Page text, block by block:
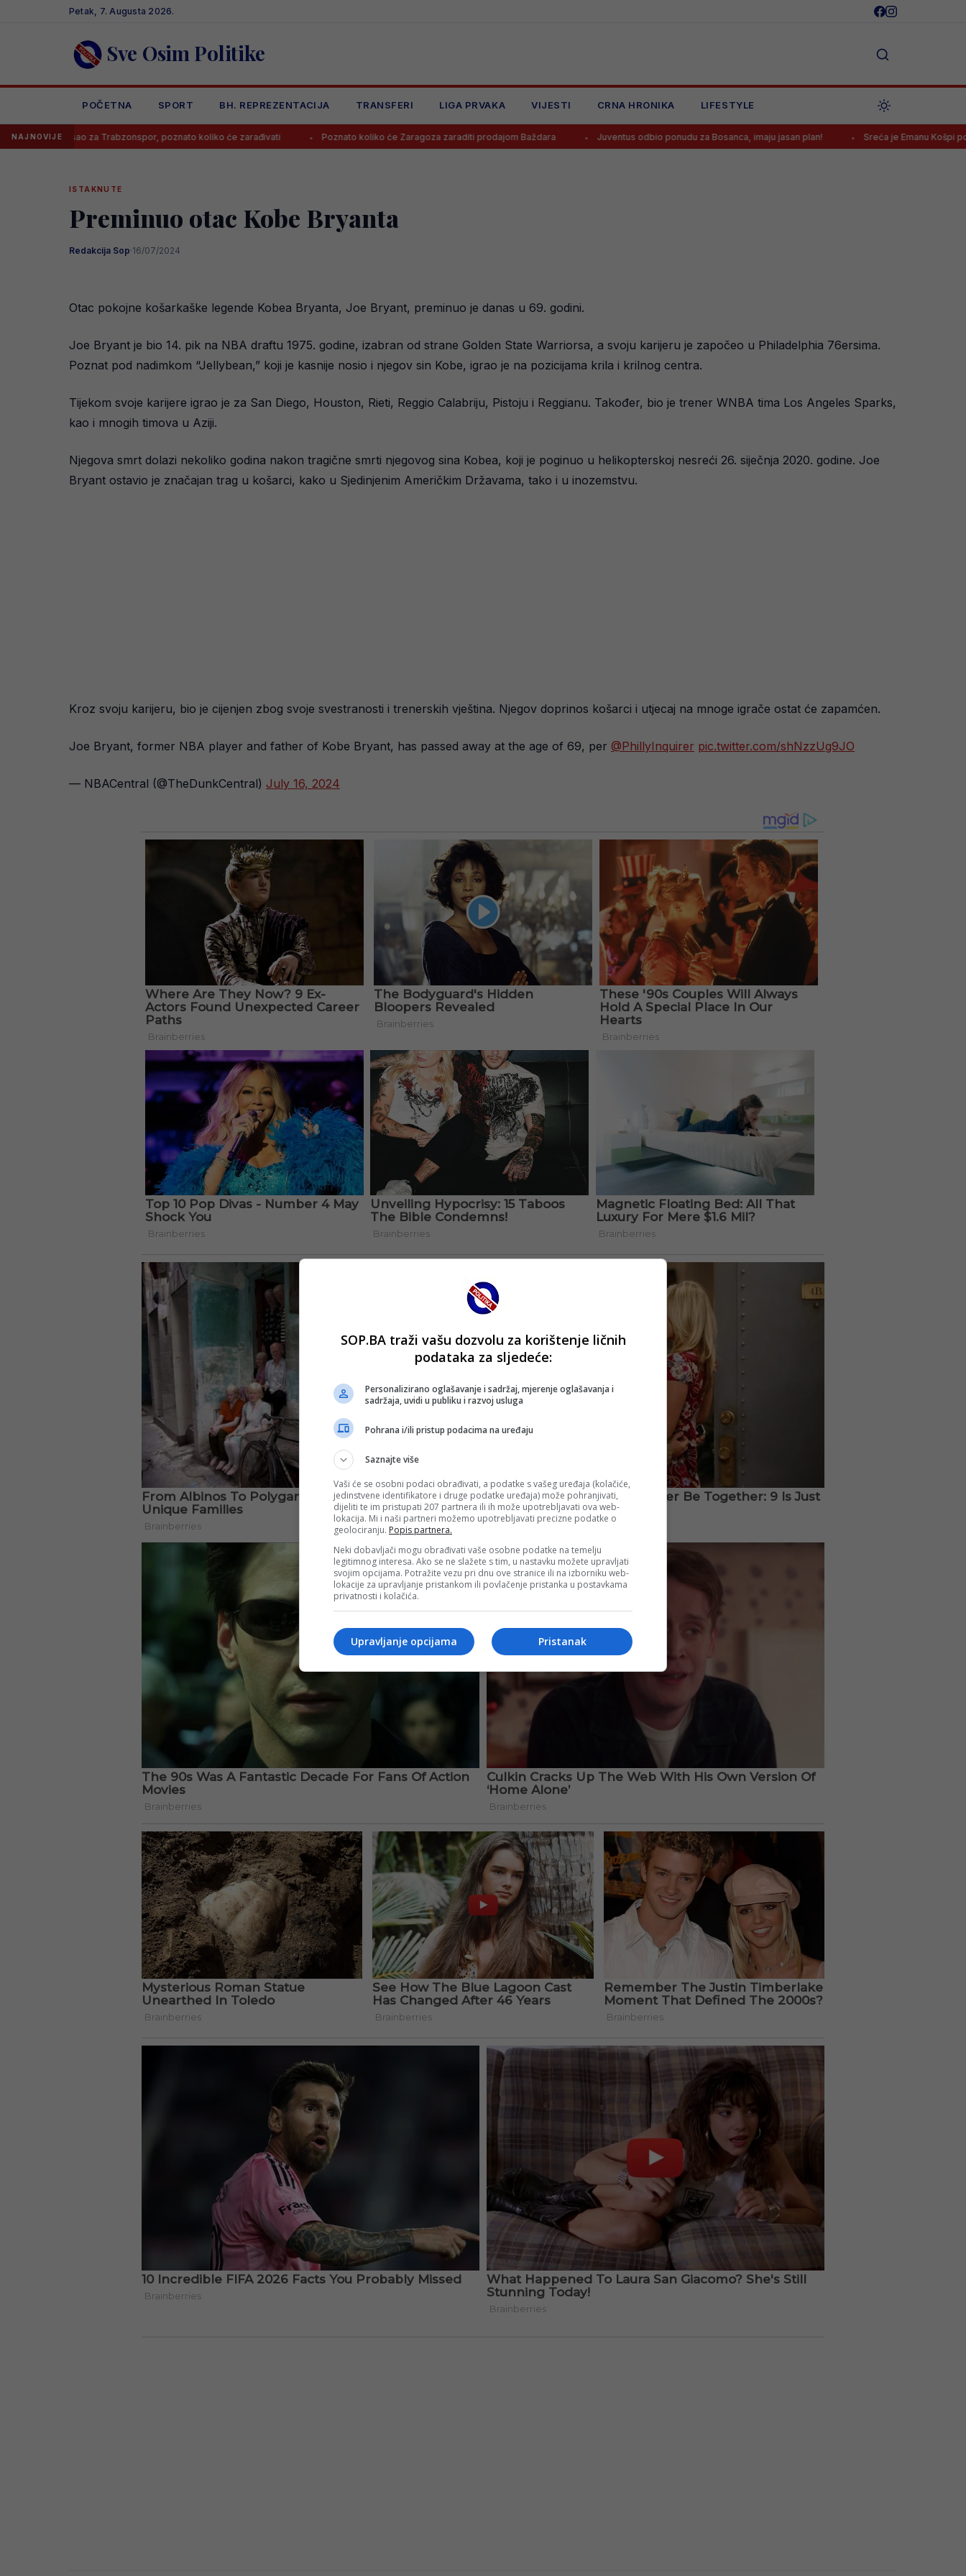
Petak, 7. Augusta 2026.
Sve Osim Politike
POČETNA SPORT BH. REPREZENTACIJA TRANSFERI LIGA PRVAKA VIJESTI CRNA HRONIKA LIFESTYLE
NAJNOVIJE
za Trabzonspor, poznato koliko će zarađivati Poznato koliko će Zaragoza zaraditi prodajom Baždara Juventus odbio ponudu za Bosanca, imaju jasan plan! Sreća je Emanu Košpi ponovo
ISTAKNUTE
Preminuo otac Kobe Bryanta
Redakcija Sop·16/07/2024
Otac pokojne košarkaške legende Kobea Bryanta, Joe Bryant, preminuo je danas u 69. godini.
Joe Bryant je bio 14. pik na NBA draftu 1975. godine, izabran od strane Golden State Warriorsa, a svoju karijeru je započeo u Philadelphia 76ersima.
Poznat pod nadimkom “Jellybean,” koji je kasnije nosio i njegov sin Kobe, igrao je na pozicijama krila i krilnog centra.
Tijekom svoje karijere igrao je za San Diego, Houston, Rieti, Reggio Calabriju, Pistoju i Reggianu. Također, bio je trener WNBA tima Los Angeles Sparks,
kao i mnogih timova u Aziji.
Njegova smrt dolazi nekoliko godina nakon tragične smrti njegovog sina Kobea, koji je poginuo u helikopterskoj nesreći 26. siječnja 2020. godine. Joe
Bryant ostavio je značajan trag u košarci, kako u Sjedinjenim Američkim Državama, tako i u inozemstvu.
Kroz svoju karijeru, bio je cijenjen zbog svoje svestranosti i trenerskih vještina. Njegov doprinos košarci i utjecaj na mnoge igrače ostat će zapamćen.
Joe Bryant, former NBA player and father of Kobe Bryant, has passed away at the age of 69, per @PhillyInquirer pic.twitter.com/shNzzUg9JO
— NBACentral (@TheDunkCentral) July 16, 2024
SOP.BA traži vašu dozvolu za korištenje ličnih
podataka za sljedeće:
Personalizirano oglašavanje i sadržaj, mjerenje oglašavanja i
sadržaja, uvidi u publiku i razvoj usluga
Pohrana i/ili pristup podacima na uređaju
Saznajte više
Vaši će se osobni podaci obrađivati, a podatke s vašeg uređaja (kolačiće,
jedinstvene identifikatore i druge podatke uređaja) može pohranjivati,
dijeliti te im pristupati 207 partnera ili ih može upotrebljavati ova web-
lokacija. Mi i naši partneri možemo upotrebljavati precizne podatke o
geolociranju. Popis partnera.
Neki dobavljači mogu obrađivati vaše osobne podatke na temelju
legitimnog interesa. Ako se ne slažete s tim, u nastavku možete upravljati
svojim opcijama. Potražite vezu pri dnu ove stranice ili na izborniku web-
lokacije za upravljanje pristankom ili povlačenje pristanka u postavkama
privatnosti i kolačića.
Pristanak
Upravljanje opcijama